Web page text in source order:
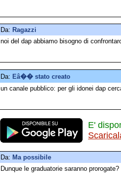
Da: Ragazzi
noi del dap abbiamo bisogno di
Da: Eâ�� stato creato
un canale pubblico: per gli idonei dap
E'
Da: Ma possibile
Dunque le graduatorie saranno prorogate?